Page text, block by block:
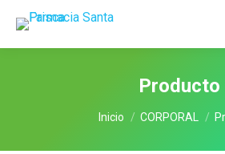
Producto
Estás aquí:
Inicio CORPORAL